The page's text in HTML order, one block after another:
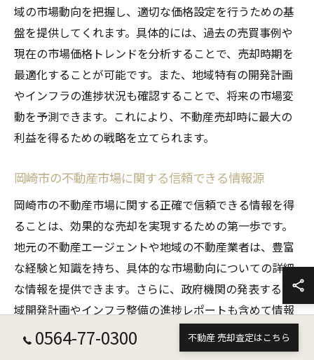
域の市場動向を把握し、適切な価格設定を行うための基
盤を提供してくれます。具体的には、過去の売買事例や
現在の市場価格トレンドを分析することで、売却時期を
最適化することが可能です。また、地域特有の開発計画
やインフラの進捗状況も確認することで、将来の市場変
動を予測できます。これにより、不動産売却時に最大の
利益を得るための戦略を立てられます。
岡崎市の不動産市場に関する信頼できる情報源
岡崎市の不動産市場に関する正確で信頼できる情報を得
ることは、効果的な売却を実現するための第一歩です。
地元の不動産エージェントや地域の不動産業者は、豊富
な経験と知識を持ち、具体的な市場動向についての詳細
な情報を提供できます。さらに、政府機関の発表する地
域開発計画やインフラ整備の進捗レポートも含めて情報
を集めることで、より精度の高い市場分析が可能になり
ます。このような情報源を活用し、不動産売却における
0564-77-0300 不動産 売却査定はこちら